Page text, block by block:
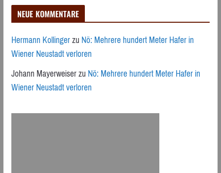
NEUE KOMMENTARE
Hermann KollingerzuNö: Mehrere hundert Meter Hafer in
Wiener Neustadt verloren
Johann MayerweiserzuNö: Mehrere hundert Meter Hafer in
Wiener Neustadt verloren